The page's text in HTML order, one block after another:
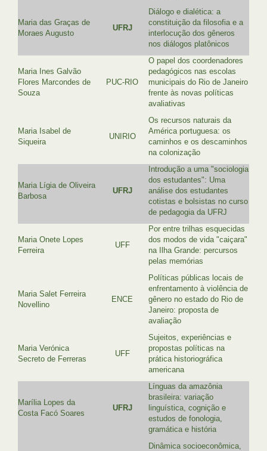
Maria das Graças de
Moraes Augusto
UFRJ
Diálogo e dialética: a
constituição da filosofia e a
interlocução dos gêneros
nos diálogos platônicos
Maria Ines Galvão
Flores Marcondes de
Souza
PUC-RIO
O papel dos coordenadores
pedagógicos nas escolas
municipais do Rio de Janeiro
frente às novas políticas
avaliativas
Maria Isabel de
Siqueira
UNIRIO
Os recursos naturais da
América portuguesa: os
caminhos e os descaminhos
na colonização
Maria Lígia de Oliveira
Barbosa
UFRJ
Introdução a uma "sociologia
dos estudantes": Uma
análise dos estudantes
cotistas e bolsistas no curso
de pedagogia da UFRJ
Maria Onete Lopes
Ferreira
UFF
Por entre trilhas esquecidas
dos modos de vida "caiçara"
na Ilha Grande: percursos
pelas memórias
Maria Salet Ferreira
Novellino
ENCE
Políticas públicas locais de
enfrentamento à violência de
gênero no estado do Rio de
Janeiro: proposta de
avaliação
Maria Verónica
Secreto de Ferreras
UFF
Sujeitos, experiências e
propostas políticas na
prática historiográfica
americana
Marília Lopes da
Costa Facó Soares
UFRJ
Línguas da amazônia
brasileira: variação
linguística, cognição e
estudos de fonologia,
gramática e história
Dinâmica socioeconômica,